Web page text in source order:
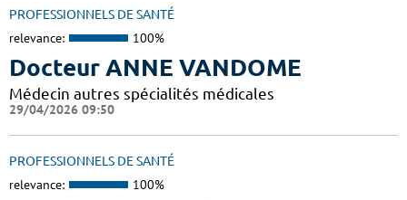
PROFESSIONNELS DE SANTÉ
relevance: 100%
Docteur ANNE VANDOME
Médecin autres spécialités médicales
29/04/2026 09:50
PROFESSIONNELS DE SANTÉ
relevance: 100%